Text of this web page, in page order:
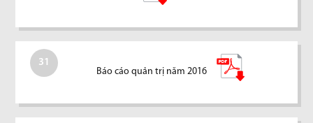
31
Báo cáo quản trị năm 2016